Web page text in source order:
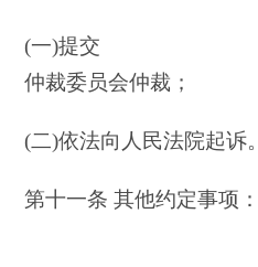
(一)提交
仲裁委员会仲裁；
(二)依法向人民法院起诉。
第十一条 其他约定事项：